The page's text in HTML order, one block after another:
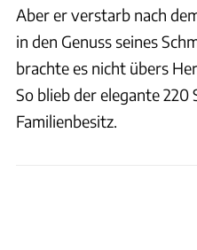
Aber er verstarb nach
in den Genuss seines
brachte es nicht übers
So blieb der elegante 220
Familienbesitz.